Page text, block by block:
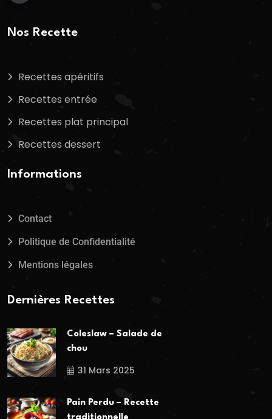
Nos Recette
Recettes apéritifs
Recettes entrée
Recettes plat principal
Recettes dessert
Informations
Contact
Politique de Confidentialité
Mentions légales
Dernières Recettes
Coleslaw – Salade de
chou
31 Mars 2025
Pain Perdu – Recette